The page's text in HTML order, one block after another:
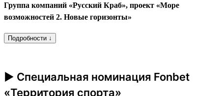
Группа компаний «Русский Краб», проект «Море
возможностей 2. Новые горизонты»
Подробности ↓
► Специальная номинация Fonbet
«Территория спорта»